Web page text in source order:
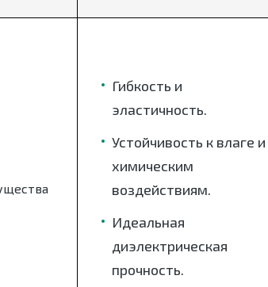
Гибкость и
эластичность.
Устойчивость к влаге и
химическим
воздействиям.
Идеальная
диэлектрическая
прочность.